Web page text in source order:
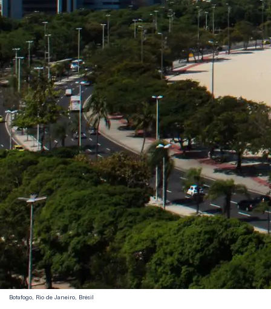
Botafogo, Rio de Janeiro, Brésil